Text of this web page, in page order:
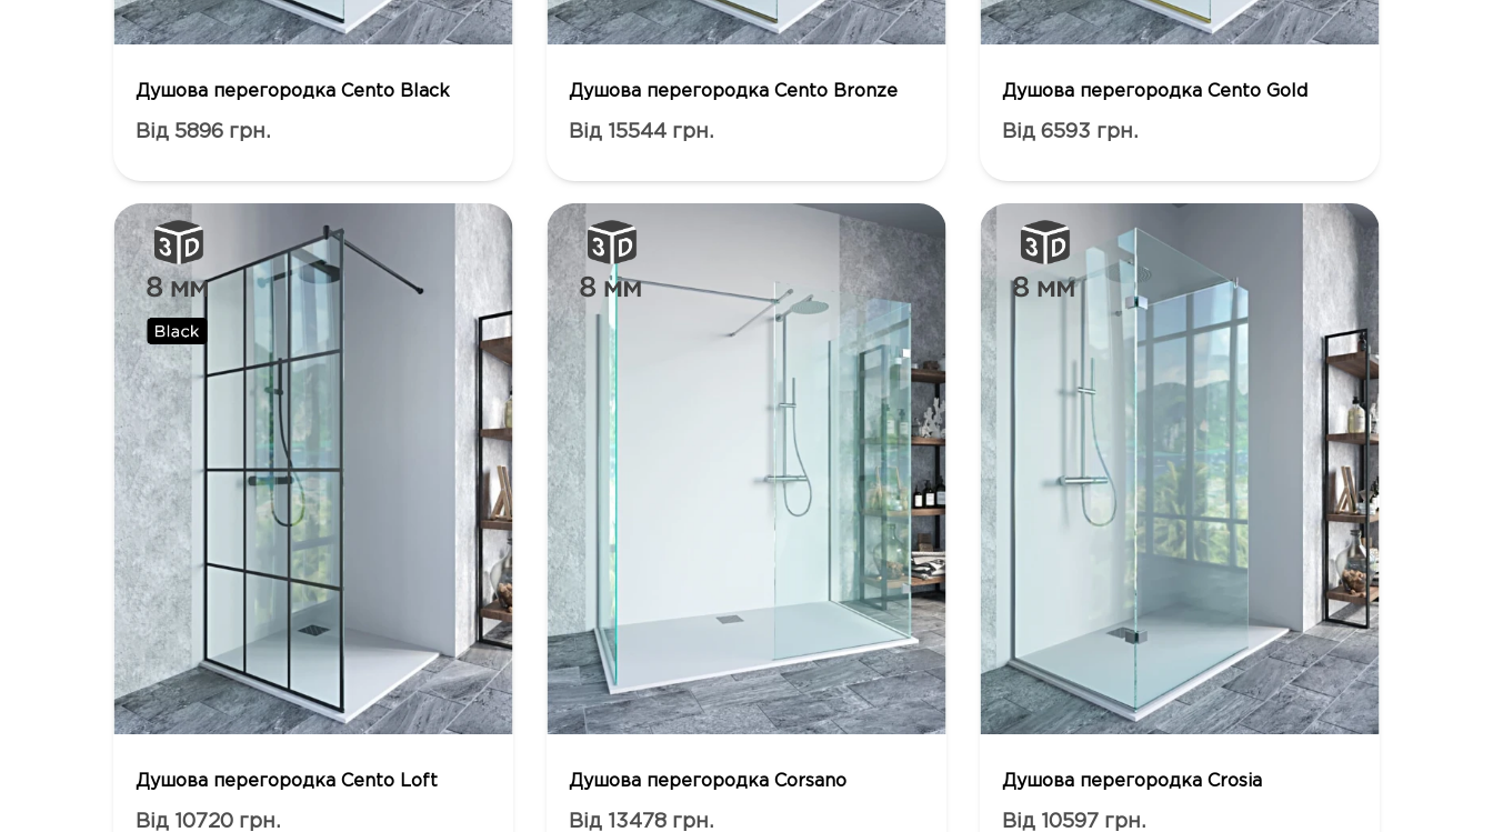
Душова перегородка Cento Black
Від 5896 грн.
Душова перегородка Cento Bronze
Від 15544 грн.
Душова перегородка Cento Gold
Від 6593 грн.
Душова перегородка Cento Loft
Від 10720 грн.
Душова перегородка Corsano
Від 13478 грн.
Душова перегородка Crosia
Від 10597 грн.